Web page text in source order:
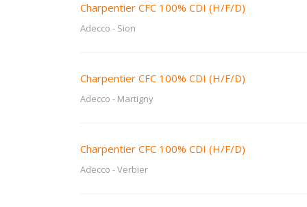
Charpentier CFC 100% CDI (H/F/D)
Adecco - Sion
Charpentier CFC 100% CDI (H/F/D)
Adecco - Martigny
Charpentier CFC 100% CDI (H/F/D)
Adecco -Verbier